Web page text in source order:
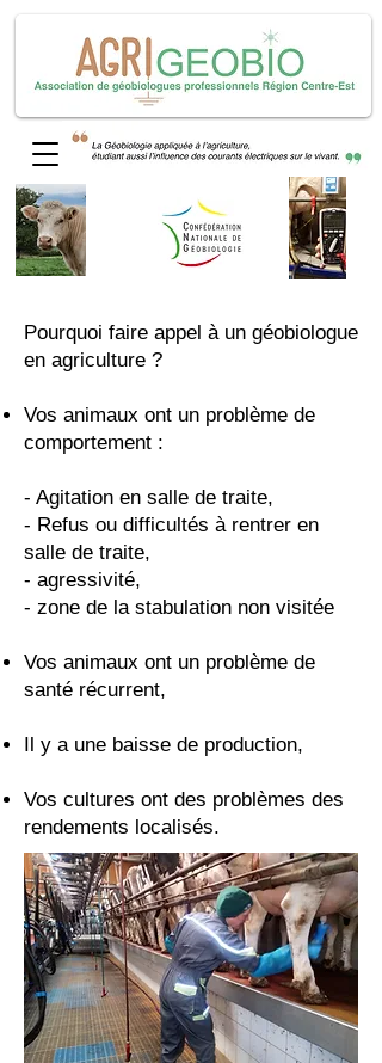
Pourquoi faire appel à un géobiologue
en agriculture ?
Vos animaux ont un problème de
comportement :
- Agitation en salle de traite,
- Refus ou difficultés à rentrer en
salle de traite,
- agressivité,
- zone de la stabulation non visitée
Vos animaux ont un problème de
santé récurrent,
Il y a une baisse de production,
Vos cultures ont des problèmes des
rendements localisés.